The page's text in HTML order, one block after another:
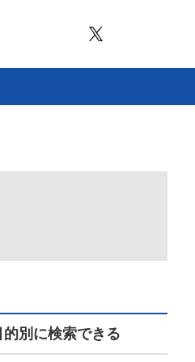
別に検索できる